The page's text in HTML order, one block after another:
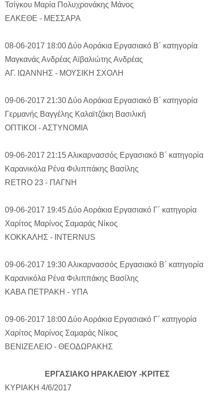
Τσίγκου Μαρία Πολυχρονάκης Μάνος
ΕΛΚΕΘΕ - ΜΕΣΣΑΡΑ
08-06-2017 18:00Δύο Αοράκια Εργασιακό Β΄ κατηγορία
Μαγκανάς Ανδρέας Αϊβαλιώτης Ανδρέας
ΑΓ. ΙΩΑΝΝΗΣ - ΜΟΥΣΙΚΗ ΣΧΟΛΗ
09-06-2017 21:30Δύο Αοράκια Εργασιακό Β΄ κατηγορία
Γερμανής Βαγγέλης Καλαϊτζάκη Βασιλική
ΟΠΤΙΚΟΙ - ΑΣΤΥΝΟΜΙΑ
09-06-2017 21:15Αλικαρνασσός Εργασιακό Β΄ κατηγορία
Καρανικόλα Ρένα Φιλιππάκης Βασίλης
RETRO 23 - ΠΑΓΝΗ
09-06-2017 19:45Δύο Αοράκια Εργασιακό Γ΄ κατηγορία
Χαρίτος Μαρίνος Σαμαράς Νίκος
ΚΟΚΚΑΛΗΣ - INTERNUS
09-06-2017 19:30Αλικαρνασσός Εργασιακό Β΄ κατηγορία
Καρανικόλα Ρένα Φιλιππάκης Βασίλης
ΚΑΒΑ ΠΕΤΡΑΚΗ - ΥΠΑ
09-06-2017 18:00Δύο Αοράκια Εργασιακό Γ΄ κατηγορία
Χαρίτος Μαρίνος Σαμαράς Νίκος
ΒΕΝΙΖΕΛΕΙΟ - ΘΕΟΔΩΡΑΚΗΣ
ΕΡΓΑΣΙΑΚΟ ΗΡΑΚΛΕΙΟΥ -ΚΡΙΤΕΣ
ΚΥΡΙΑΚΗ 4/6/2017